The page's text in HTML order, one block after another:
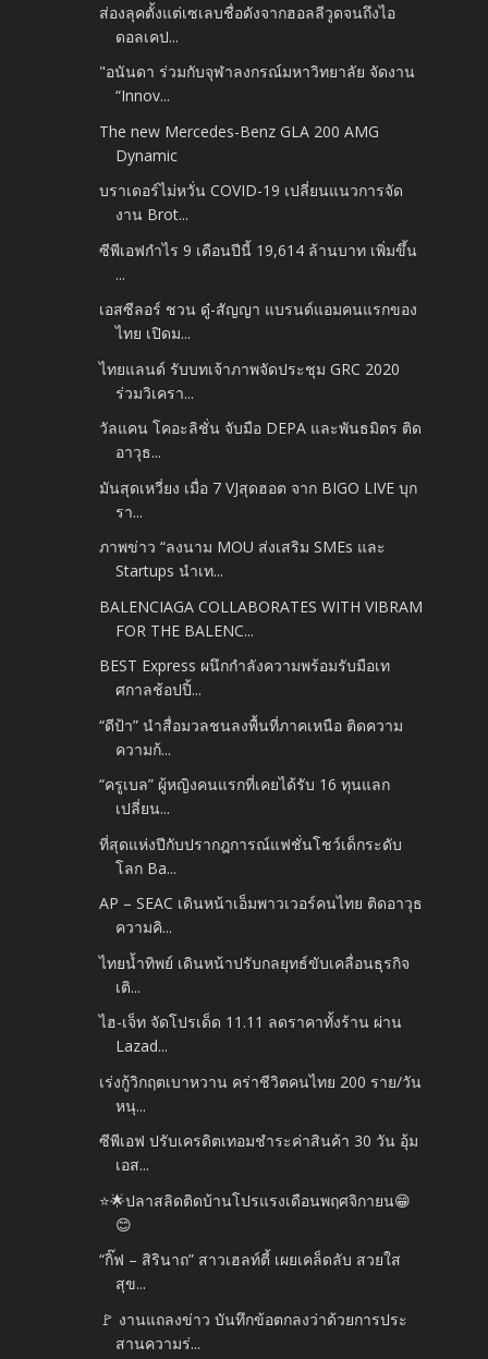
ส่องลุคตั้งแต่เซเลบชื่อดังจากฮอลลีวูดจนถึงไอ
ดอลเคป...
"อนันดา ร่วมกับจุฬาลงกรณ์มหาวิทยาลัย จัดงาน
“Innov...
The new Mercedes-Benz GLA 200 AMG
Dynamic
บราเดอร์ไม่หวั่น COVID-19 เปลี่ยนแนวการจัด
งาน Brot...
ซีพีเอฟกำไร 9 เดือนปีนี้ 19,614 ล้านบาท เพิ่มขึ้น
...
เอสซีลอร์ ชวน ดู๋-สัญญา แบรนด์แอมคนแรกของ
ไทย เปิดม...
ไทยแลนด์ รับบทเจ้าภาพจัดประชุม GRC 2020
ร่วมวิเครา...
วัลแคน โคอะลิชั่น จับมือ DEPA และพันธมิตร ติด
อาวุธ...
มันสุดเหวี่ยง เมื่อ 7 VJสุดฮอต จาก BIGO LIVE บุก
รา...
ภาพข่าว “ลงนาม MOU ส่งเสริม SMEs และ
Startups นำเท...
BALENCIAGA COLLABORATES WITH VIBRAM
FOR THE BALENC...
BEST Express ผนึกกำลังความพร้อมรับมือเท
ศกาลช้อปปิ้...
“ดีป้า” นำสื่อมวลชนลงพื้นที่ภาคเหนือ ติดความ
ความก้...
“ครูเบล” ผู้หญิงคนแรกที่เคยได้รับ 16 ทุนแลก
เปลี่ยน...
ที่สุดแห่งปีกับปรากฎการณ์แฟชั่นโชว์เด็กระดับ
โลก Ba...
AP – SEAC เดินหน้าเอ็มพาวเวอร์คนไทย ติดอาวุธ
ความคิ...
ไทยน้ำทิพย์ เดินหน้าปรับกลยุทธ์ขับเคลื่อนธุรกิจ
เติ...
ไฮ-เจ็ท จัดโปรเด็ด 11.11 ลดราคาทั้งร้าน ผ่าน
Lazad...
เร่งกู้วิกฤตเบาหวาน คร่าชีวิตคนไทย 200 ราย/วัน
หนุ...
ซีพีเอฟ ปรับเครดิตเทอมชำระค่าสินค้า 30 วัน อุ้ม
เอส...
⭐️🌟ปลาสลิดติดบ้านโปรแรงเดือนพฤศจิกายน😁
😊
“กิ๊ฟ – สิรินาถ” สาวเฮลท์ตี้ เผยเคล็ดลับ สวยใส
สุข...
🚩 งานแถลงข่าว บันทึกข้อตกลงว่าด้วยการประ
สานความร่...